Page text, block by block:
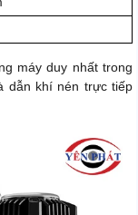
máy duy nhất trong
dẫn khí nén trực tiếp